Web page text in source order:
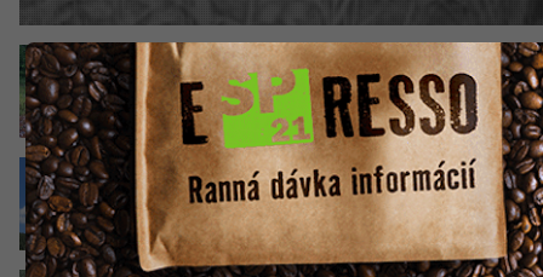
Ďalšie nádherné zábery divokej slovenskej
vznikli neplánovane
VIDEO Premostenie železnice v Žiline majú
do konca roka. Od augusta budú robiť aj cez
víkendy